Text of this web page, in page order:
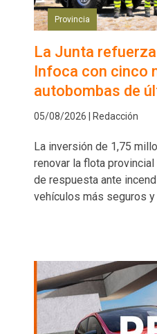
Provincia
La Junta
Infoca con cinco
autobombas de
05/08/2026 | Redacción
La inversión de 1,75
renovar la flota
de respuesta ante
vehículos más seguros